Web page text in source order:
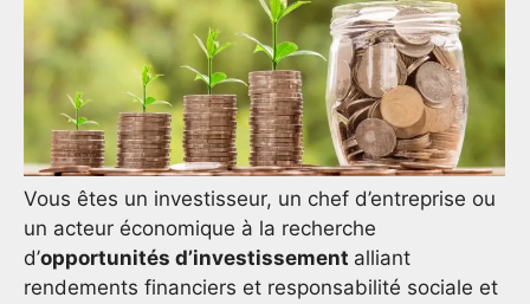
Vous êtes un investisseur, un chef d’entreprise ou
un acteur économique à la recherche
d’opportunités d’investissement alliant
rendements financiers et responsabilité sociale et